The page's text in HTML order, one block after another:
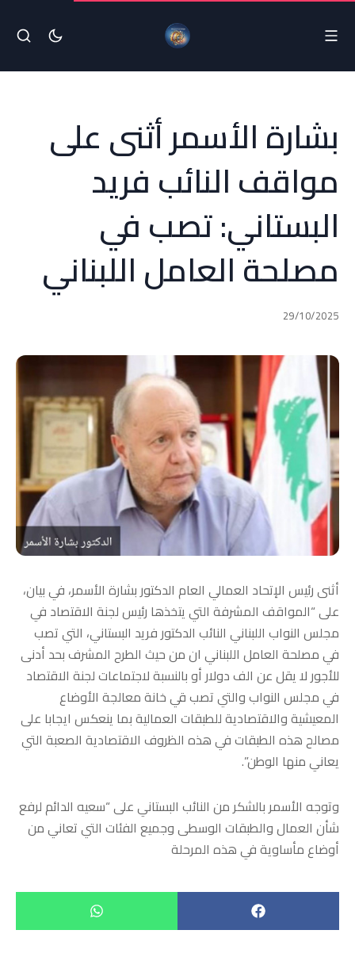
بشارة الأسمر أثنى على
مواقف النائب فريد
البستاني: تصب في
مصلحة العامل اللبناني
29/10/2025
أثنى رئيس الإتحاد العمالي العام الدكتور بشارة الأسمر، في بيان،
على “المواقف المشرفة التي يتخذها رئيس لجنة الاقتصاد في
مجلس النواب اللبناني النائب الدكتور فريد البستاني، التي تصب
في مصلحة العامل اللبناني ان من حيث الطرح المشرف بحد أدنى
للأجور لا يقل عن الف دولار أو بالنسبة لاجتماعات لجنة الاقتصاد
في مجلس النواب والتي تصب قي خانة معالجة الأوضاع
المعيشية والاقتصادية للطبقات العمالية بما ينعكس ايجابا على
مصالح هذه الطبقات في هذه الظروف الاقتصادية الصعبة التي
يعاني منها الوطن”.
وتوجه الأسمر بالشكر من النائب البستاني على “سعيه الدائم لرفع
شأن العمال والطبقات الوسطى وجميع الفئات التي تعاني من
أوضاع مأساوية في هذه المرحلة